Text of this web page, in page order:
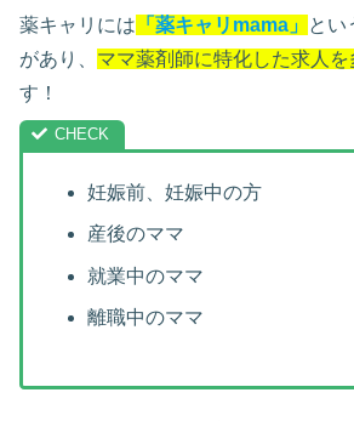
薬キャリには 「薬キャリmama」 とい
があり、 ママ薬剤師に特化した求人を
す！
妊娠前、妊娠中の方
産後のママ
就業中のママ
離職中のママ